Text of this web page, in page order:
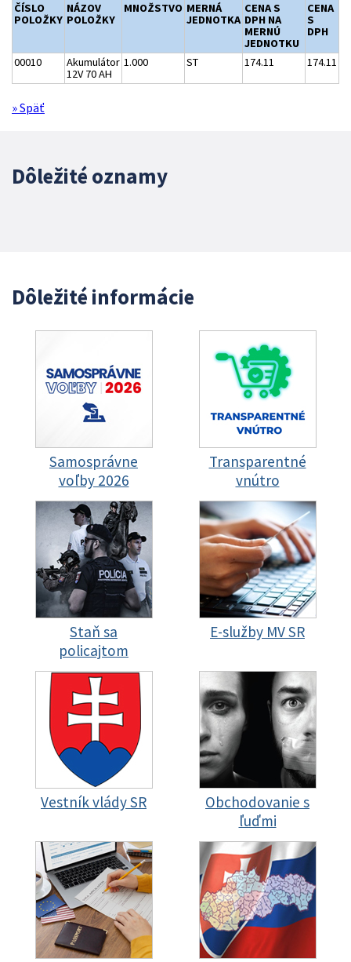
ČÍSLO
POLOŽKY
NÁZOV
POLOŽKY
MNOŽSTVO MERNÁ
JEDNOTKA
CENA S
DPH NA
MERNÚ
JEDNOTKU
CENA
S
DPH
00010
Akumulátor
12V 70 AH
1.000 ST 174.11 174.11
» Späť
Dôležité oznamy
Dôležité informácie
Samosprávne
voľby 2026
Transparentné
vnútro
Staň sa
policajtom
E-služby MV SR
Vestník vlády SR
Obchodovanie s
ľuďmi